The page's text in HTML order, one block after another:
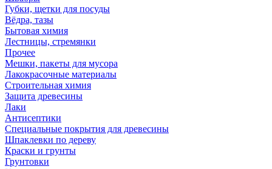
Губки, щетки для посуды
Вёдра, тазы
Бытовая химия
Лестницы, стремянки
Прочее
Мешки, пакеты для мусора
Лакокрасочные материалы
Строительная химия
Защита древесины
Лаки
Антисептики
Специальные покрытия для древесины
Шпаклевки по дереву
Краски и грунты
Грунтовки